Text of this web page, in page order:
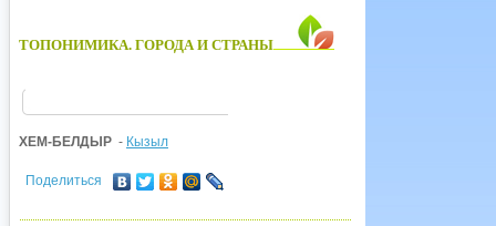
ТОПОНИМИКА. ГОРОДА И СТРАНЫ
ХЕМ-БЕЛДЫР - Кызыл
Поделиться